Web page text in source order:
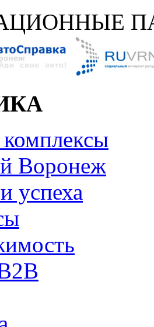
Воронеж
успеха